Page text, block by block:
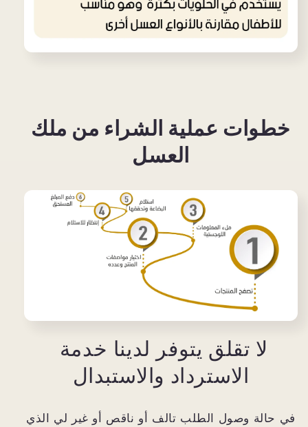
خطوات عملية الشراء من ملك
العسل
الاسترداد والاستبدال
في حالة وصول الطلب تالف أو ناقص أو غير لي الذي